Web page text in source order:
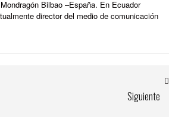
Bilbao –España. En Ecuador
director del medio de comunicación
Siguiente